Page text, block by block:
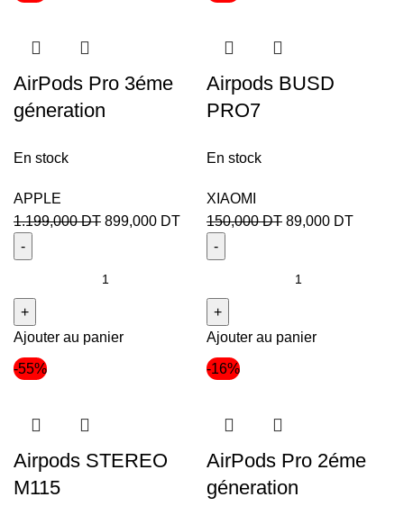
AirPods Pro 3éme
géneration
En stock
APPLE
1.199,000DT 899,000 DT
Ajouter au panier
Airpods BUSD
PRO7
En stock
XIAOMI
150,000DT 89,000 DT
Ajouter au panier
-55%
Airpods STEREO
M115
-16%
AirPods Pro 2éme
géneration